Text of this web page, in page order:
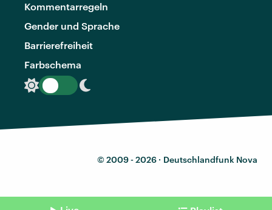
Kommentarregeln
Gender und Sprache
Barrierefreiheit
Farbschema
© 2009 - 2026 · Deutschlandfunk Nova